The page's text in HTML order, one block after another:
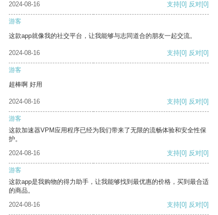
2024-08-16 支持[0] 反对[0]
游客
这款app就像我的社交平台，让我能够与志同道合的朋友一起交流。
2024-08-16 支持[0] 反对[0]
游客
超棒啊 好用
2024-08-16 支持[0] 反对[0]
游客
这款加速器VPM应用程序已经为我们带来了无限的流畅体验和安全性保
护。
2024-08-16
支持[0] 反对[0]
游客
这款app是我购物的得力助手，让我能够找到最优惠的价格，买到最合适
的商品。
2024-08-16
支持[0] 反对[0]